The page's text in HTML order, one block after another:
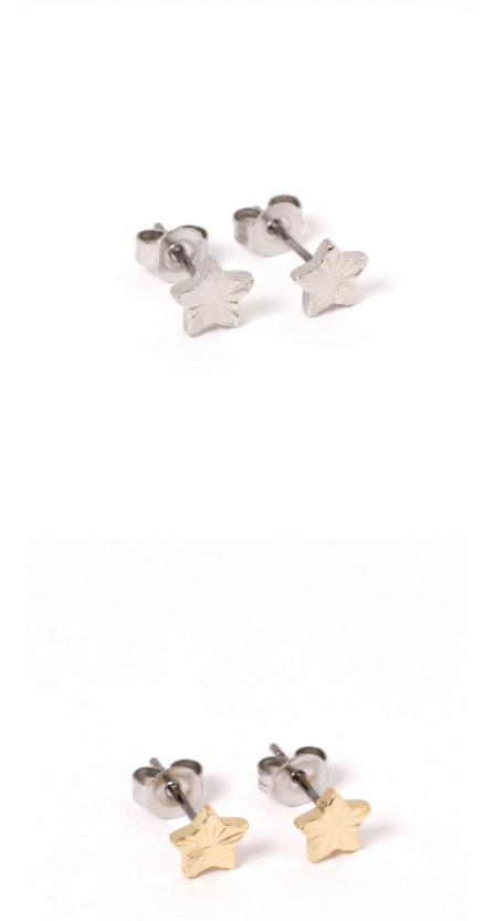
４．使用「AFTEE先享後付」時，將依據個別帳號之用戶狀況，依本公司即
時審查核予不同之上限額度；若仍有額度不足之情形，本公司將視審查結果
請求用戶進行身份認證。
５．嚴禁一人註冊多個帳號或使用他人資訊註冊。若發現惡意使用之情形，
恩沛科技股份有限公司將有權停止該用戶之使用額度並採取法律行動。